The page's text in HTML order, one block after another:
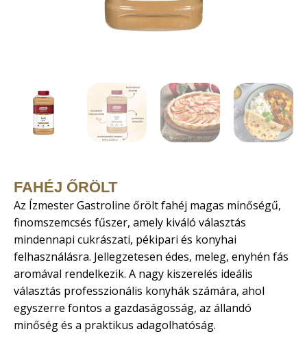
FAHÉJ ŐRÖLT
Az Ízmester Gastroline őrölt fahéj magas minőségű,
finomszemcsés fűszer, amely kiváló választás
mindennapi cukrászati, pékipari és konyhai
felhasználásra. Jellegzetesen édes, meleg, enyhén fás
aromával rendelkezik. A nagy kiszerelés ideális
választás professzionális konyhák számára, ahol
egyszerre fontos a gazdaságosság, az állandó
minőség és a praktikus adagolhatóság.